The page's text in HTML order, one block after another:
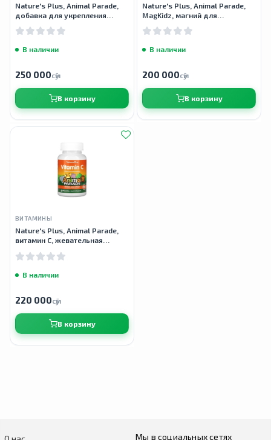
Nature's Plus, Animal Parade,
добавка для укрепления
детского иммунитета, 90
таблеток
В наличии
250 000сӯм
В корзину
Nature's Plus, Animal Parade,
MagKidz, магний для
детей,вишневый вкус, 90
таблеток
В наличии
200 000сӯм
В корзину
ВИТАМИНЫ
Nature's Plus, Animal Parade,
витамин C, жевательная
90 таблеток
В наличии
220 000сӯм
В корзину
Мы в социальных сетях